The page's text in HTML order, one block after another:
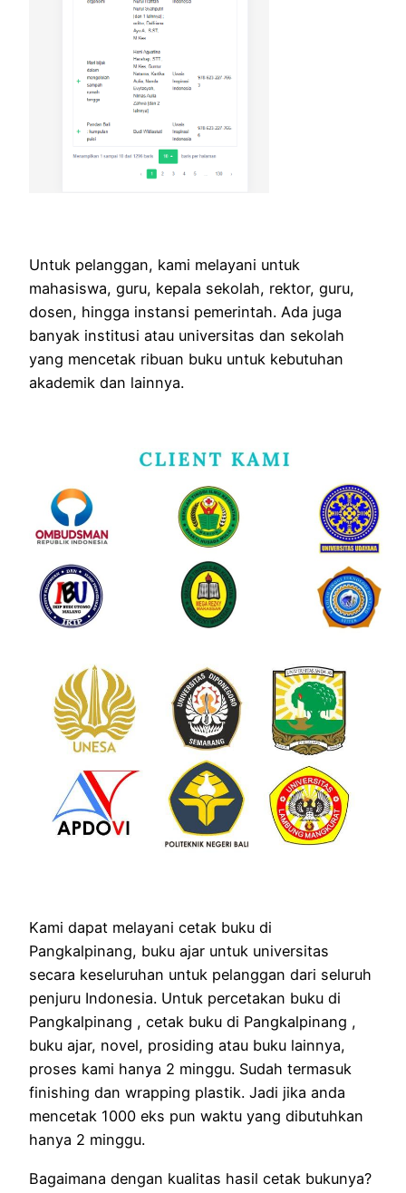
Untuk pelanggan, kami melayani untuk
mahasiswa, guru, kepala sekolah, rektor, guru,
dosen, hingga instansi pemerintah. Ada juga
banyak institusi atau universitas dan sekolah
yang mencetak ribuan buku untuk kebutuhan
akademik dan lainnya.
Kami dapat melayani cetak buku di
Pangkalpinang, buku ajar untuk universitas
secara keseluruhan untuk pelanggan dari seluruh
penjuru Indonesia. Untuk percetakan buku di
Pangkalpinang , cetak buku di Pangkalpinang ,
buku ajar, novel, prosiding atau buku lainnya,
proses kami hanya 2 minggu. Sudah termasuk
finishing dan wrapping plastik. Jadi jika anda
mencetak 1000 eks pun waktu yang dibutuhkan
hanya 2 minggu.
Bagaimana dengan kualitas hasil cetak bukunya?